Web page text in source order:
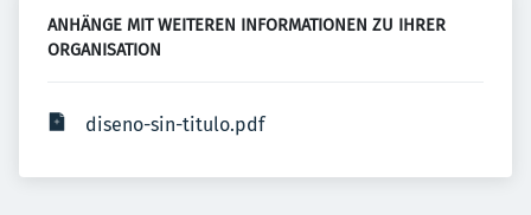
ANHÄNGE MIT WEITEREN INFORMATIONEN ZU IHRER
ORGANISATION
diseno-sin-titulo.pdf